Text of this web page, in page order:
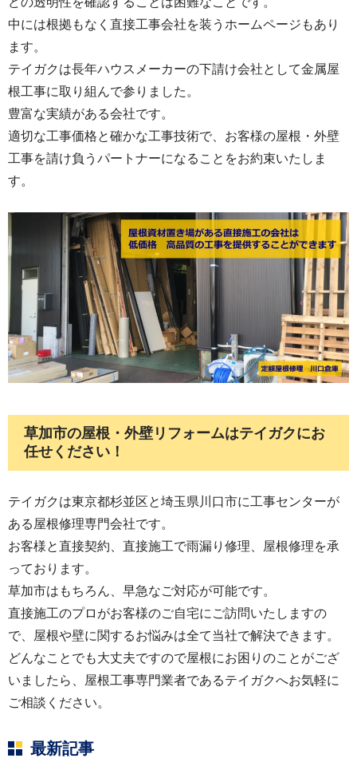
中には根拠もなく直接工事会社を装うホームページもあり
ます。
テイガクは長年ハウスメーカーの下請け会社として金属屋
根工事に取り組んで参りました。
豊富な実績がある会社です。
適切な工事価格と確かな工事技術で、お客様の屋根・外壁
工事を請け負うパートナーになることをお約束いたしま
す。
草加市の屋根・外壁リフォームはテイガクにお
任せください！
テイガクは東京都杉並区と埼玉県川口市に工事センターが
ある屋根修理専門会社です。
お客様と直接契約、直接施工で雨漏り修理、屋根修理を承
っております。
草加市はもちろん、早急なご対応が可能です。
直接施工のプロがお客様のご自宅にご訪問いたしますの
で、屋根や壁に関するお悩みは全て当社で解決できます。
どんなことでも大丈夫ですので屋根にお困りのことがござ
いましたら、屋根工事専門業者であるテイガクへお気軽に
ご相談ください。
最新記事